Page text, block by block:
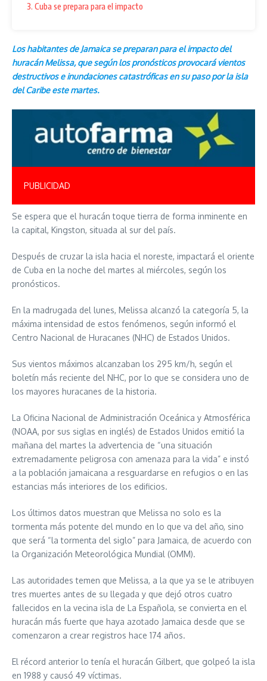
3. Cuba se prepara para el impacto
Los habitantes de Jamaica se preparan para el impacto del
huracán Melissa, que según los pronósticos provocará vientos
destructivos e inundaciones catastróficas en su paso por la isla
del Caribe este martes.
PUBLICIDAD
Se espera que el huracán toque tierra de forma inminente en
la capital, Kingston, situada al sur del país.
Después de cruzar la isla hacia el noreste, impactará el oriente
de Cuba en la noche del martes al miércoles, según los
pronósticos.
En la madrugada del lunes, Melissa alcanzó la categoría 5, la
máxima intensidad de estos fenómenos, según informó el
Centro Nacional de Huracanes (NHC) de Estados Unidos.
Sus vientos máximos alcanzaban los 295 km/h, según el
boletín más reciente del NHC, por lo que se considera uno de
los mayores huracanes de la historia.
La Oficina Nacional de Administración Oceánica y Atmosférica
(NOAA, por sus siglas en inglés) de Estados Unidos emitió la
mañana del martes la advertencia de “una situación
extremadamente peligrosa con amenaza para la vida” e instó
a la población jamaicana a resguardarse en refugios o en las
estancias más interiores de los edificios.
Los últimos datos muestran que Melissa no solo es la
tormenta más potente del mundo en lo que va del año, sino
que será “la tormenta del siglo” para Jamaica, de acuerdo con
la Organización Meteorológica Mundial (OMM).
Las autoridades temen que Melissa, a la que ya se le atribuyen
tres muertes antes de su llegada y que dejó otros cuatro
fallecidos en la vecina isla de La Española, se convierta en el
huracán más fuerte que haya azotado Jamaica desde que se
comenzaron a crear registros hace 174 años.
El récord anterior lo tenía el huracán Gilbert, que golpeó la isla
en 1988 y causó 49 víctimas.